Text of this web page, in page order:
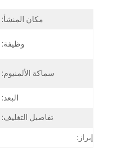
مكان المنشأ:
وظيفة:
سماكة الألمنيوم:
البعد:
تفاصيل التغليف:
إبراز: